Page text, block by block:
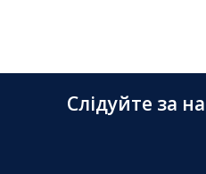
Слідуйте за